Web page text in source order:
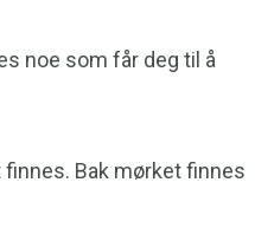
noe som får deg til å
Bak mørket finnes